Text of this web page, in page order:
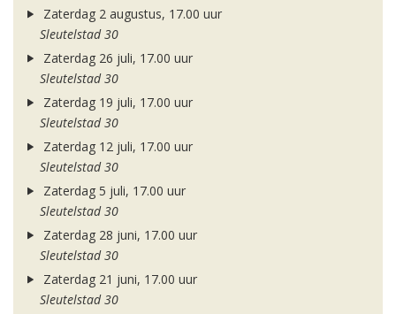
Zaterdag 2 augustus, 17.00 uur
Sleutelstad 30
Zaterdag 26 juli, 17.00 uur
Sleutelstad 30
Zaterdag 19 juli, 17.00 uur
Sleutelstad 30
Zaterdag 12 juli, 17.00 uur
Sleutelstad 30
Zaterdag 5 juli, 17.00 uur
Sleutelstad 30
Zaterdag 28 juni, 17.00 uur
Sleutelstad 30
Zaterdag 21 juni, 17.00 uur
Sleutelstad 30